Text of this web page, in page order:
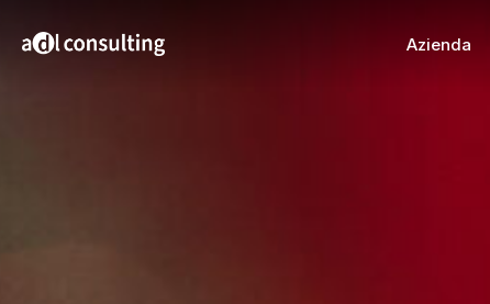
Azienda